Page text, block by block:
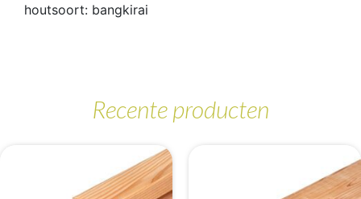
houtsoort: bangkirai
Recente producten